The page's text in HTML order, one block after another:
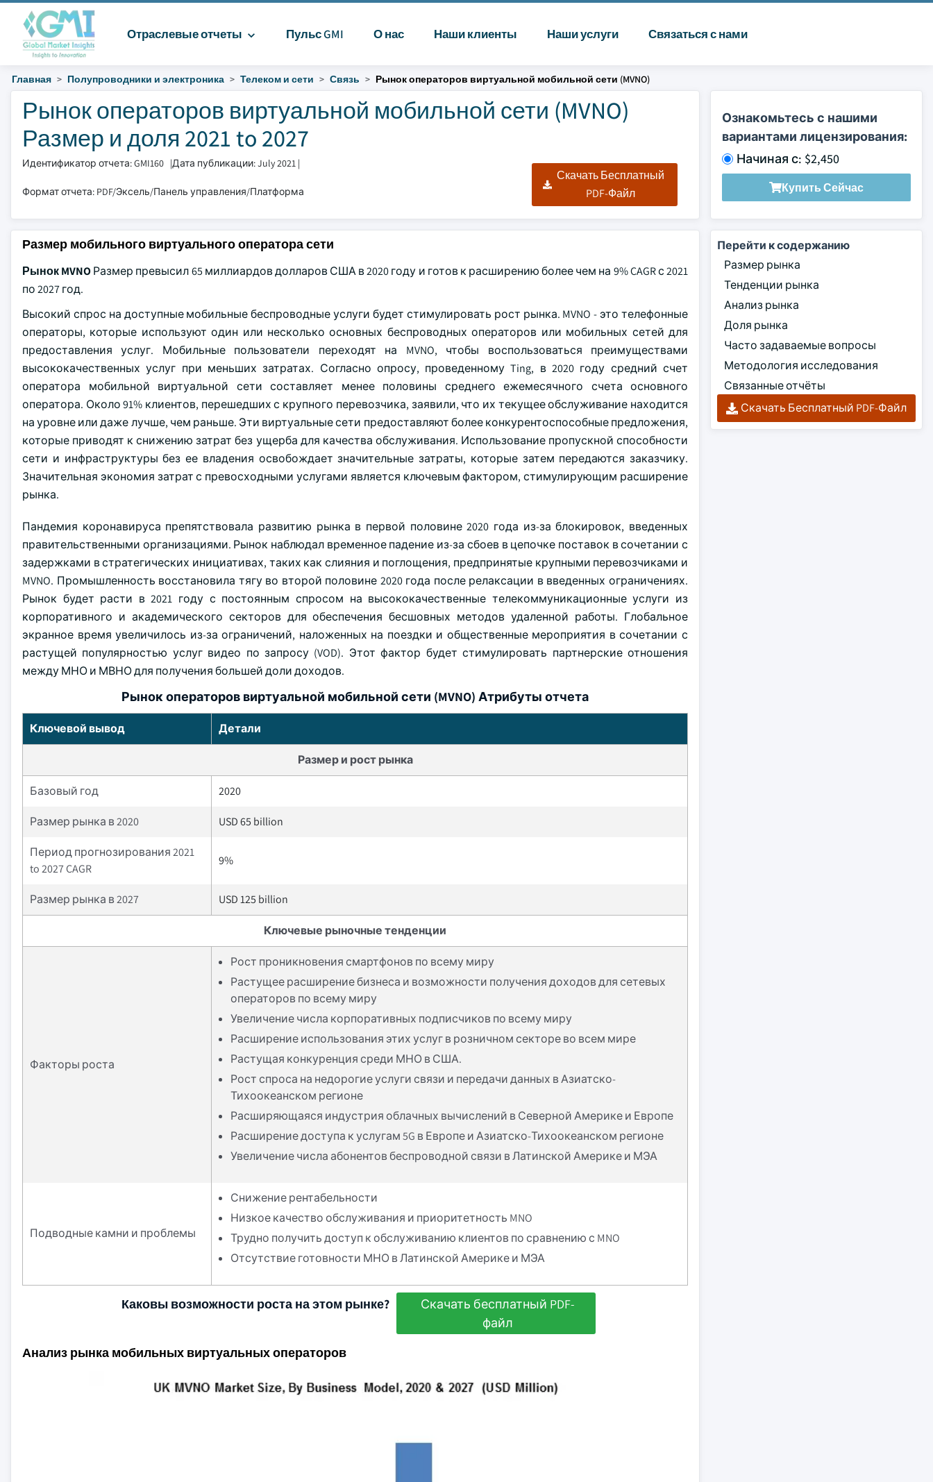
Отраслевые отчеты Пульс GMI О нас Наши клиенты Наши услуги Связаться с нами
Главная Полупроводники и электроника Телеком и сети Связь Рынок операторов виртуальной мобильной сети (MVNO)
Рынок операторов виртуальной мобильной сети (MVNO)
Размер и доля 2021 to 2027
Идентификатор отчета: GMI160 |Дата публикации: July 2021 |
Формат отчета: PDF/Эксель/Панель управления/Платформа
Скачать Бесплатный
PDF-Файл
Ознакомьтесь с нашими
вариантами лицензирования:
Начиная с: $2,450
Купить Сейчас
Размер мобильного виртуального оператора сети
Рынок MVNOРазмер превысил 65 миллиардов долларов США в 2020 году и готов к расширению более чем на 9% CAGR с 2021
по 2027 год.
Высокий спрос на доступные мобильные беспроводные услуги будет стимулировать рост рынка. MVNO - это телефонные
операторы, которые используют один или несколько основных беспроводных операторов или мобильных сетей для
предоставления услуг. Мобильные пользователи переходят на MVNO, чтобы воспользоваться преимуществами
высококачественных услуг при меньших затратах. Согласно опросу, проведенному Ting, в 2020 году средний счет
оператора мобильной виртуальной сети составляет менее половины среднего ежемесячного счета основного
оператора. Около 91% клиентов, перешедших с крупного перевозчика, заявили, что их текущее обслуживание находится
на уровне или даже лучше, чем раньше. Эти виртуальные сети предоставляют более конкурентоспособные предложения,
которые приводят к снижению затрат без ущерба для качества обслуживания. Использование пропускной способности
сети и инфраструктуры без ее владения освобождает значительные затраты, которые затем передаются заказчику.
Значительная экономия затрат с превосходными услугами является ключевым фактором, стимулирующим расширение
рынка.
Пандемия коронавируса препятствовала развитию рынка в первой половине 2020 года из-за блокировок, введенных
правительственными организациями. Рынок наблюдал временное падение из-за сбоев в цепочке поставок в сочетании с
задержками в стратегических инициативах, таких как слияния и поглощения, предпринятые крупными перевозчиками и
MVNO. Промышленность восстановила тягу во второй половине 2020 года после релаксации в введенных ограничениях.
Рынок будет расти в 2021 году с постоянным спросом на высококачественные телекоммуникационные услуги из
корпоративного и академического секторов для обеспечения бесшовных методов удаленной работы. Глобальное
экранное время увеличилось из-за ограничений, наложенных на поездки и общественные мероприятия в сочетании с
растущей популярностью услуг видео по запросу (VOD). Этот фактор будет стимулировать партнерские отношения
между МНО и МВНО для получения большей доли доходов.
Рынок операторов виртуальной мобильной сети (MVNO) Атрибуты отчета
Ключевой вывод Детали
Размер и рост рынка
Базовый год 2020
Размер рынка в 2020 USD 65 billion
Период прогнозирования 2021
to 2027 CAGR
9%
Размер рынка в 2027 USD 125 billion
Ключевые рыночные тенденции
Факторы роста
Рост проникновения смартфонов по всему миру
Растущее расширение бизнеса и возможности получения доходов для сетевых
операторов по всему миру
Увеличение числа корпоративных подписчиков по всему миру
Расширение использования этих услуг в розничном секторе во всем мире
Растущая конкуренция среди МНО в США.
Рост спроса на недорогие услуги связи и передачи данных в Азиатско-
Тихоокеанском регионе
Расширяющаяся индустрия облачных вычислений в Северной Америке и Европе
Расширение доступа к услугам 5G в Европе и Азиатско-Тихоокеанском регионе
Увеличение числа абонентов беспроводной связи в Латинской Америке и МЭА
Подводные камни и проблемы
Снижение рентабельности
Низкое качество обслуживания и приоритетность MNO
Трудно получить доступ к обслуживанию клиентов по сравнению с MNO
Отсутствие готовности МНО в Латинской Америке и МЭА
Каковы возможности роста на этом рынке?
Скачать бесплатный PDF-
файл
Анализ рынка мобильных виртуальных операторов
Перейти к содержанию
Размер рынка
Тенденции рынка
Анализ рынка
Доля рынка
Часто задаваемые вопросы
Методология исследования
Связанные отчёты
Скачать Бесплатный PDF-Файл